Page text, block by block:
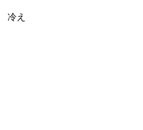
冷え